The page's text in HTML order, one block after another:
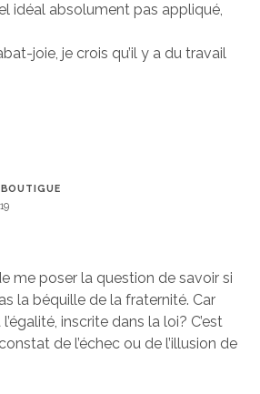
idéal absolument pas appliqué,
joie, je crois qu’il y a du travail
BOUTIGUE
me poser la question de savoir si
la béquille de la fraternité. Car
inscrite dans la loi? C’est
de l’échec ou de l’illusion de